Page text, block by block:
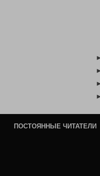
ПОСТОЯННЫЕ ЧИТАТЕЛИ